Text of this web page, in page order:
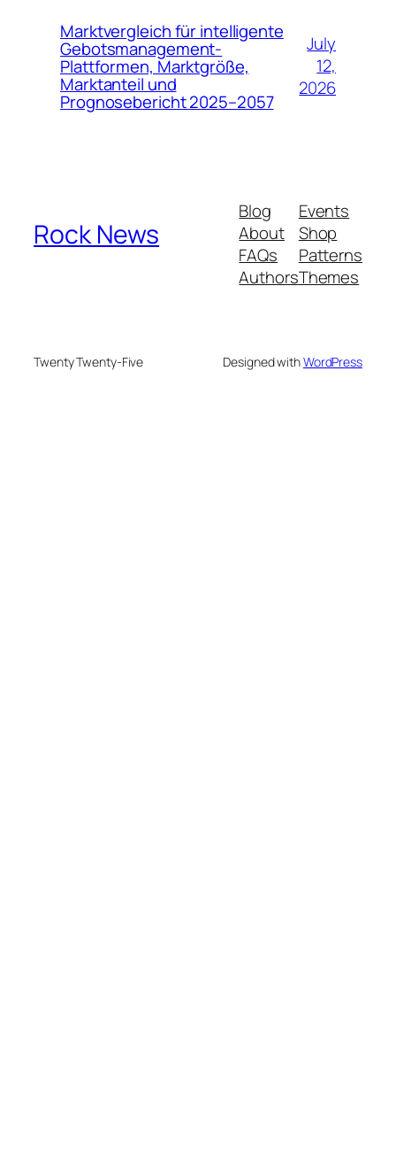
Marktvergleich für intelligente
Gebotsmanagement-
Plattformen, Marktgröße,
Marktanteil und
Prognosebericht 2025–2057
July
12,
2026
Rock News
Blog
About
FAQs
Authors
Events
Shop
Patterns
Themes
Twenty Twenty-Five Designed withWordPress